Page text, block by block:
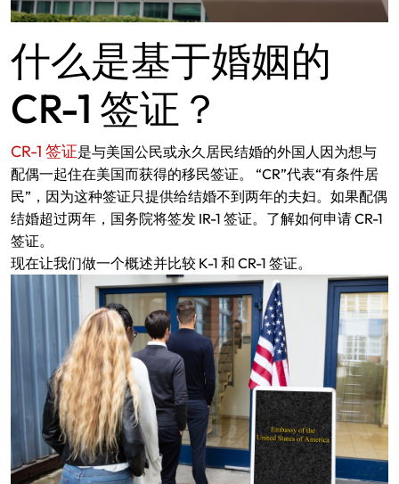
什么是基于婚姻的
CR-1 签证？
CR-1 签证是与美国公民或永久居民结婚的外国人因为想与
配偶一起住在美国而获得的移民签证。 “CR”代表“有条件居
民”，因为这种签证只提供给结婚不到两年的夫妇。如果配偶
结婚超过两年，国务院将签发 IR-1 签证。了解如何申请 CR-1
签证。
现在让我们做一个概述并比较 K-1 和 CR-1 签证。